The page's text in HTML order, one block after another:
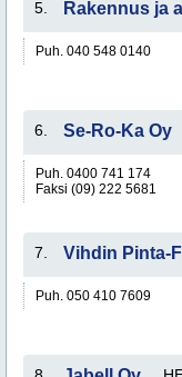
5. Rakennus ja
Puh. 040 548 0140
6. Se-Ro-Ka Oy
Puh. 0400 741 174
Faksi (09) 222 5681
7. Vihdin Pinta-
Puh. 050 410 7609